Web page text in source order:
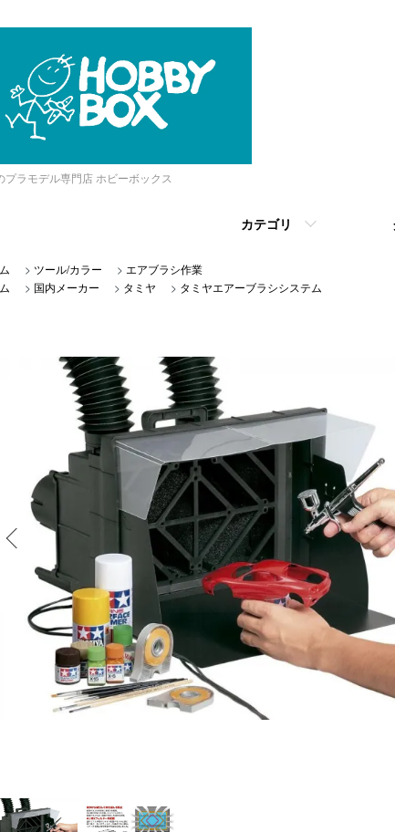
プラモデル専門店 ホビーボックス
カテゴリ
> ツール/カラー > エアブラシ作業
> 国内メーカー > タミヤ > タミヤエアーブラシシステム